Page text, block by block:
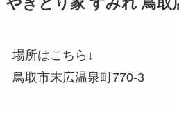
やきとり家 すみれ 鳥取
場所はこちら↓
鳥取市末広温泉町770-3